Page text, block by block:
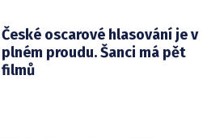
České oscarové hlasování je v
plném proudu. Šanci má pět
filmů